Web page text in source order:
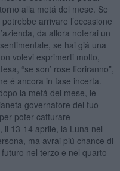
alla metá del mese. Se
arrivare l’occasione
da allora noterai un
se hai giá una
volevi esprimerti molto,
“se son’ rose fioriranno”,
é ancora in fase incerta.
la metá del mese, le
governatore del tuo
poter catturare
il 13-14 aprile, la Luna nel
ma avrai piú chance di
nel terzo e nel quarto